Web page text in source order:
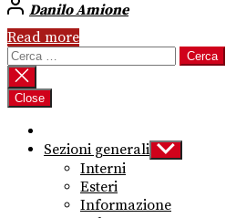
Danilo Amione
Read more
Ricerca
per:
Close
Sezioni generali Show
sub
Interni
Esteri
Informazione